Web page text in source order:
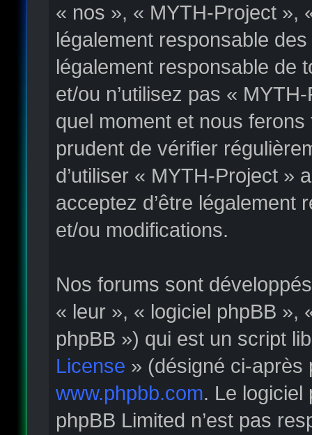
« nos », « MYTH-Project »,
légalement responsable
légalement responsable de
et/ou n’utilisez pas «
quel moment et nous
prudent de vérifier
d’utiliser « MYTH-Project »
acceptez d’être légalement
et/ou modifications.
Nos forums sont
« leur », « logiciel phpBB »,
phpBB ») qui est un script
License » (désigné ci-après
www.phpbb.com. Le logiciel
phpBB Limited n’est pas